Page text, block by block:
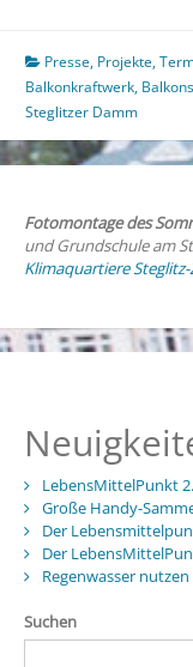
Presse, Projekte,
Balkonkraftwerk,
Steglitzer Damm
Fotomontage des
und Grundschule am
Klimaquartiere
LebensMittelPunkt
Große Handy-
Der
Der
Regenwasser nutzen
Suchen